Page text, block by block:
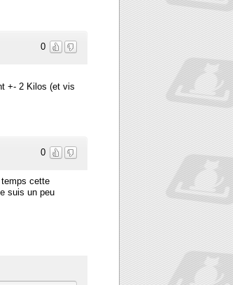
0
+- 2 Kilos (et vis
0
cette
suis un peu